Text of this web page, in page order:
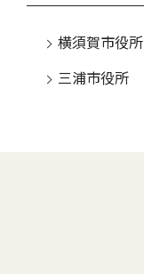
横須賀市役所
三浦市役所